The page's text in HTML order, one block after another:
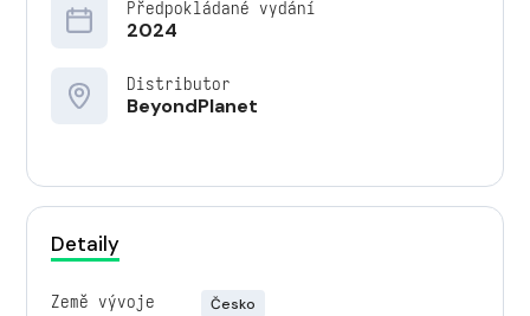
Předpokládané vydání
2024
Distributor
BeyondPlanet
Detaily
Země vývoje Česko